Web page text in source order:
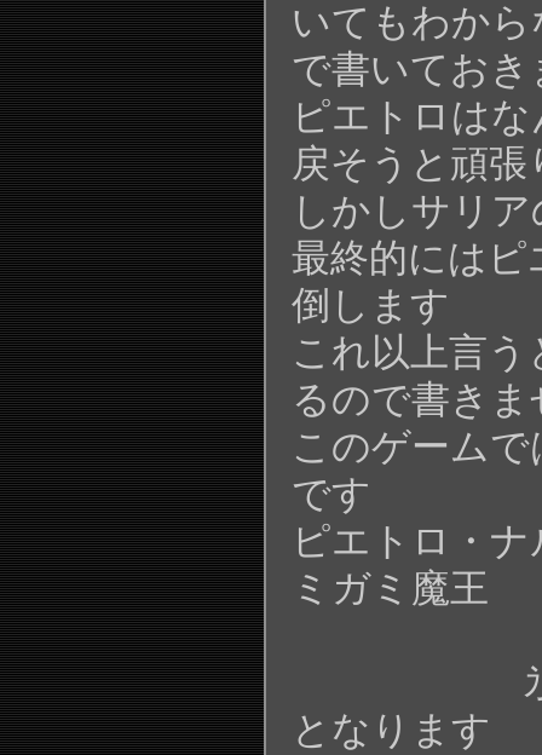
いてもわか
で書いておき
ピエトロは
戻そうと頑張
しかしサリ
最終的にはピ
倒します
これ以上言
るので書きま
このゲーム
です
ピエトロ・
ミガミ魔王
氷の魔
となります